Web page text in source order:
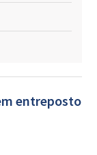
entreposto